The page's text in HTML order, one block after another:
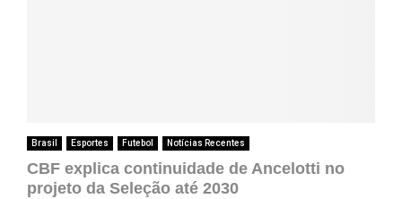
Brasil Esportes Futebol Notícias Recentes
CBF explica continuidade de Ancelotti no
projeto da Seleção até 2030